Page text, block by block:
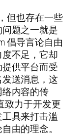
但也存在一些
题之一就是
倡导言论自由
不足，它却
供平台而受
送消息，这
内容的传
致力于开发更
具来打击滥
由的理念。